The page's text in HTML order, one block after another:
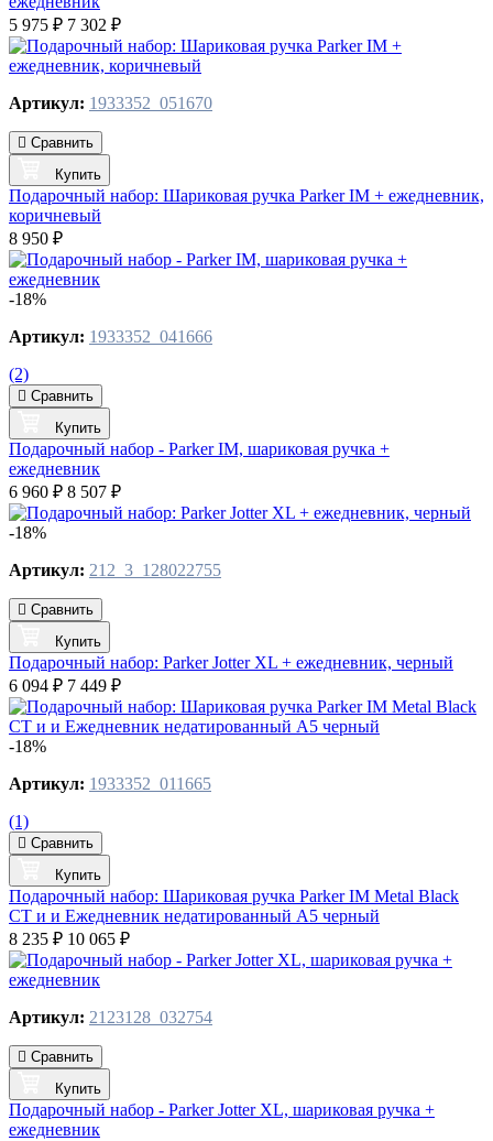
5 975 ₽ 7 302 ₽
Артикул: 1933352_051670
Сравнить
Купить
Подарочный набор: Шариковая ручка Parker IM + ежедневник,
коричневый
8 950 ₽
-18%
Артикул: 1933352_041666
(2)
Сравнить
Купить
Подарочный набор - Parker IM, шариковая ручка +
ежедневник
6 960 ₽ 8 507 ₽
-18%
Артикул: 212_3_128022755
Сравнить
Купить
Подарочный набор: Parker Jotter XL + ежедневник, черный
6 094 ₽ 7 449 ₽
-18%
Артикул: 1933352_011665
(1)
Сравнить
Купить
Подарочный набор: Шариковая ручка Parker IM Metal Black
CT и и Ежедневник недатированный А5 черный
8 235 ₽ 10 065 ₽
Артикул: 2123128_032754
Сравнить
Купить
Подарочный набор - Parker Jotter XL, шариковая ручка +
ежедневник